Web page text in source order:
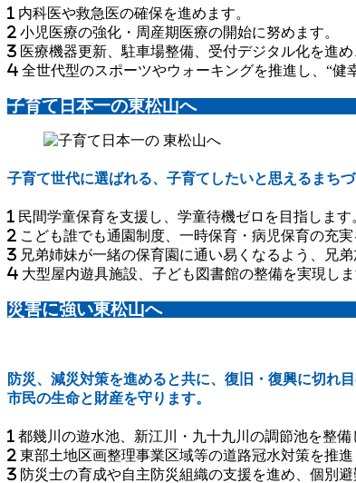
内科医や救急医の確保を進めます。
小児医療の強化・周産期医療の開始に努めます。
医療機器更新、駐車場整備、受付デジタル化を進
全世代型のスポーツやウォーキングを推進し、“健
子育て日本一の東松山へ
子育て世代に選ばれる、子育てしたいと思えるまちづ
民間学童保育を支援し、学童待機ゼロを目指します
こども誰でも通園制度、一時保育・病児保育の充実
兄弟姉妹が一緒の保育園に通い易くなるよう、兄弟
大型屋内遊具施設、子ども図書館の整備を実現しま
災害に強い東松山へ
防災、減災対策を進めると共に、復旧・復興に切れ
市民の生命と財産を守ります。
都幾川の遊水池、新江川・九十九川の調節池を整備
東部土地区画整理事業区域等の道路冠水対策を推進
防災士の育成や自主防災組織の支援を進め、個別避